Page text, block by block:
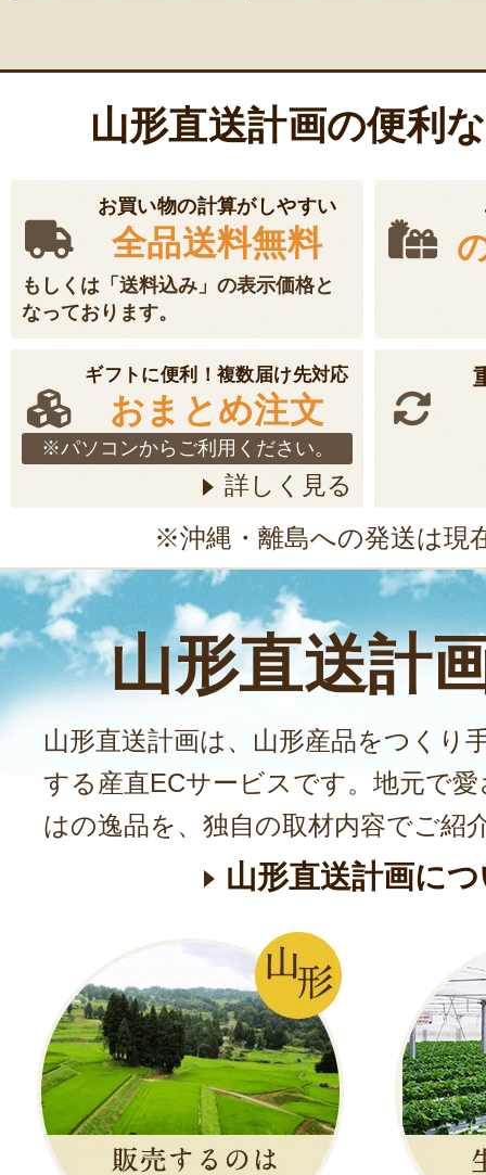
山形直送計画の便利
お買い物の計算がしやすい
全品送料無料
もしくは「送料込み」の表示価格と
なっております。
ギフトに便利！複数届け先対応
おまとめ注文
※パソコンからご利用ください。
詳しく見る
※沖縄・離島への発送は現
山形直送計
山形直送計画は、山形産品をつくり
する産直ECサービスです。地元で
はの逸品を、独自の取材内容でご紹
山形直送計画に